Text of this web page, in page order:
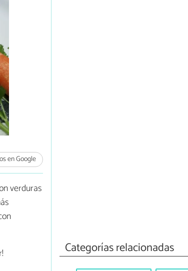
en Google
verduras
Categorías relacionadas